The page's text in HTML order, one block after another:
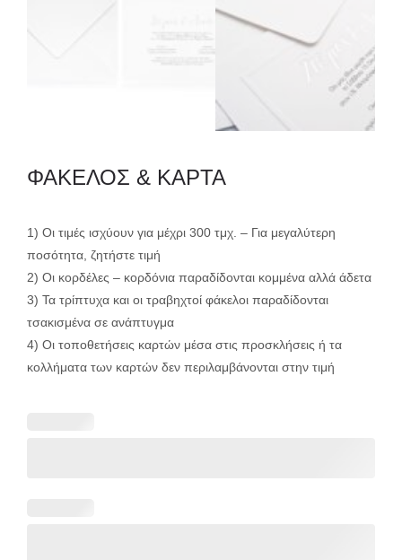
ΦΑΚΕΛΟΣ & ΚΑΡΤΑ
1) Οι τιμές ισχύουν για μέχρι 300 τμχ. – Για μεγαλύτερη
ποσότητα, ζητήστε τιμή
2) Οι κορδέλες – κορδόνια παραδίδονται κομμένα αλλά άδετα
3) Τα τρίπτυχα και οι τραβηχτοί φάκελοι παραδίδονται
τσακισμένα σε ανάπτυγμα
4) Οι τοποθετήσεις καρτών μέσα στις προσκλήσεις ή τα
κολλήματα των καρτών δεν περιλαμβάνονται στην τιμή